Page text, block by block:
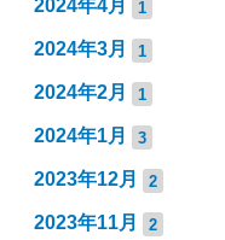
2024年4月 1
2024年3月 1
2024年2月 1
2024年1月 3
2023年12月 2
2023年11月 2